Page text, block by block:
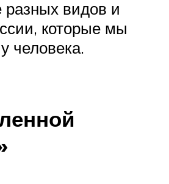
разных видов и
которые мы
человека.